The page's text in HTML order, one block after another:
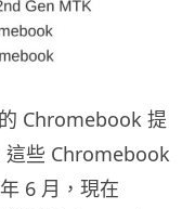
Chromebook 提
這些 Chromebook
6 月，現在